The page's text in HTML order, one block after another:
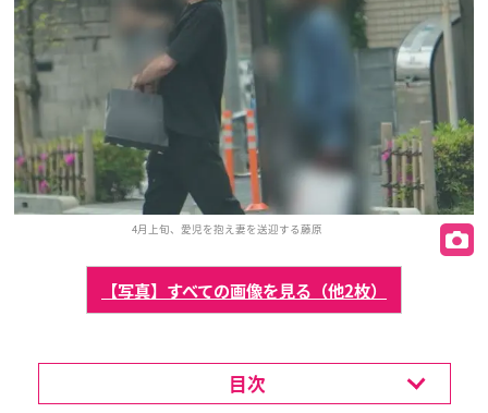
4月上旬、愛児を抱え妻を送迎する藤原
【写真】すべての画像を見る（他2枚）
目次